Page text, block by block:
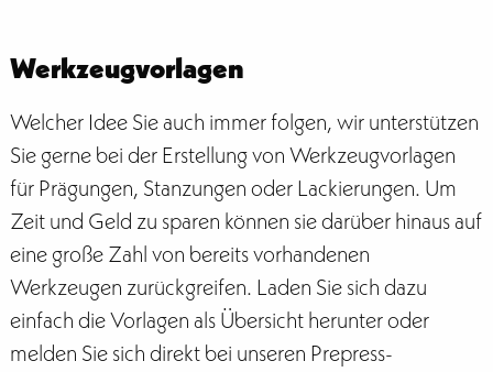
Werkzeugvorlagen
Welcher Idee Sie auch immer folgen, wir unterstützen
Sie gerne bei der Erstellung von Werkzeugvorlagen
für Prägungen, Stanzungen oder Lackierungen. Um
Zeit und Geld zu sparen können sie darüber hinaus auf
eine große Zahl von bereits vorhandenen
Werkzeugen zurückgreifen. Laden Sie sich dazu
einfach die Vorlagen als Übersicht herunter oder
melden Sie sich direkt bei unseren Prepress-